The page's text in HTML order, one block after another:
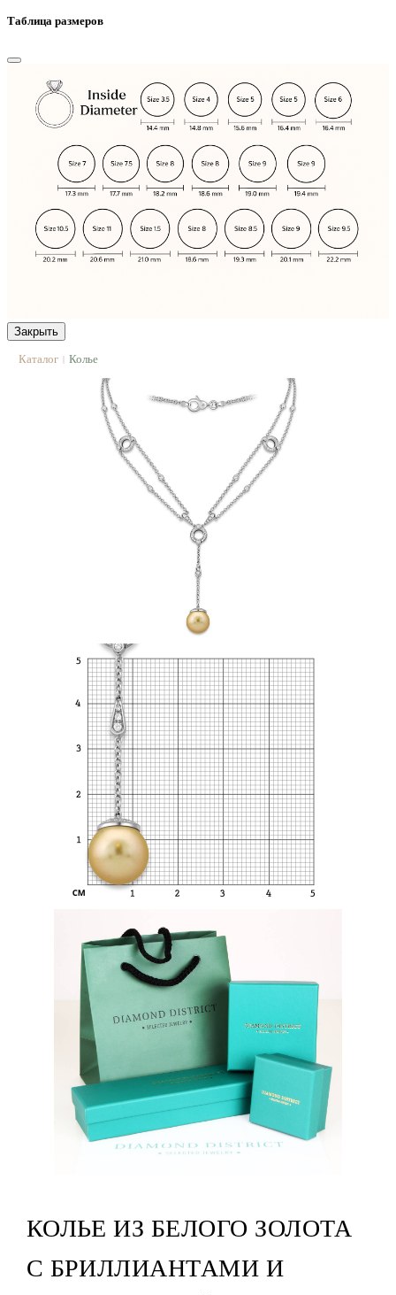
Таблица размеров
Закрыть
Каталог | Колье
КОЛЬЕ ИЗ БЕЛОГО ЗОЛОТА
С БРИЛЛИАНТАМИ И